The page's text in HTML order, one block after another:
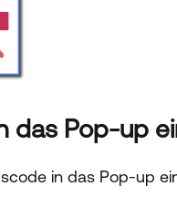
das Pop-up
in das Pop-up